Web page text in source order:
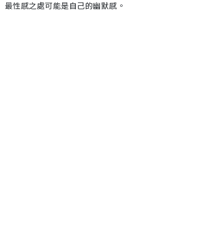
最性感之處可能是自己的幽默感。